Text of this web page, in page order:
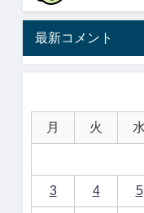
最新コメント
月 火 水
3 4 5